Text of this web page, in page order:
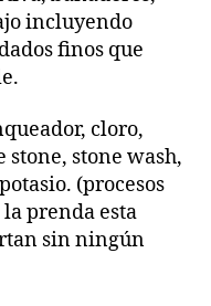
incluyendo
finos que
cloro,
stone wash,
(procesos
prenda esta
sin ningún